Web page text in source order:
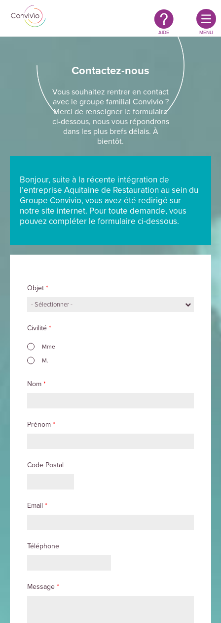
Aller au contenu principal
Restauration
authentique
responsable
AIDE MENU
Contactez-nous
Vous souhaitez rentrer en contact
avec le groupe familial Convivio ?
Merci de renseigner le formulaire
ci-dessous, nous vous répondrons
dans les plus brefs délais. À
bientôt.
Bonjour, suite à la récente intégration de
l’entreprise Aquitaine de Restauration au sein du
Groupe Convivio, vous avez été redirigé sur
notre site internet. Pour toute demande, vous
pouvez compléter le formulaire ci-dessous.
Objet *
- Sélectionner -
Civilité *
Mme
M.
Nom *
Prénom *
Code Postal
Email *
Téléphone
Message *